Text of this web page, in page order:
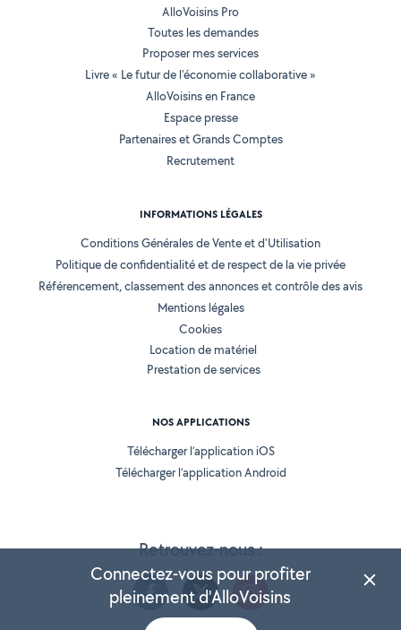
Retrouvez-nous :
AlloVoisins Pro
Toutes les demandes
Proposer mes services
Livre « Le futur de l'économie collaborative »
AlloVoisins en France
Espace presse
Partenaires et Grands Comptes
Recrutement
INFORMATIONS LÉGALES
Conditions Générales de Vente et d'Utilisation
Politique de confidentialité et de respect de la vie privée
Référencement, classement des annonces et contrôle des avis
Mentions légales
Cookies
Location de matériel
Prestation de services
NOS APPLICATIONS
Télécharger l’application iOS
Télécharger l’application Android
Connectez-vous pour profiter
pleinement d'AlloVoisins